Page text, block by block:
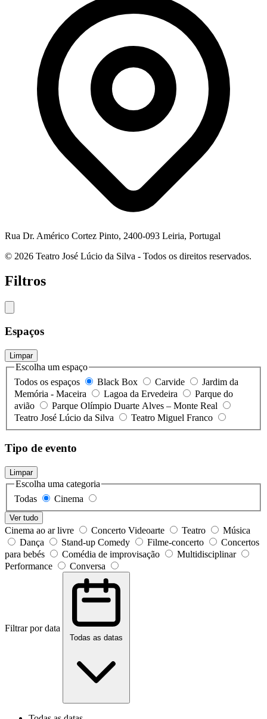
Rua Dr. Américo Cortez Pinto, 2400-093 Leiria, Portugal
© 2026 Teatro José Lúcio da Silva - Todos os direitos reservados.
Filtros
Espaços
Limpar
Escolha um espaço
Todos os espaços
Black Box Carvide
Jardim da
Memória - Maceira
Lagoa da Ervedeira
Parque do
avião
Parque Olímpio Duarte Alves – Monte Real
Teatro José Lúcio da Silva
Teatro Miguel Franco
Tipo de evento
Limpar
Escolha uma categoria
Todas
Cinema
Ver tudo
Cinema ao ar livre Concerto Videoarte Teatro
Música
Dança
Stand-up Comedy Filme-concerto
Concertos
para bebés
Comédia de improvisação
Multidisciplinar
Performance
Conversa
Filtrar por data
Todas as datas